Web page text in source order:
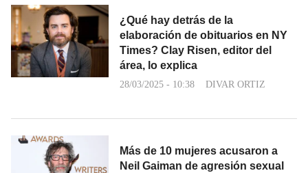
¿Qué hay detrás de la
elaboración de obituarios en NY
Times? Clay Risen, editor del
área, lo explica
28/03/2025 - 10:38 DIVAR ORTIZ
Más de 10 mujeres acusaron a
Neil Gaiman de agresión sexual